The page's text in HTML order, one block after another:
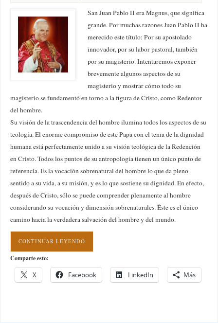
San Juan Pablo II era Magnus, que significa
grande. Por muchas razones Juan Pablo II ha
merecido este título: Por su apostolado
innovador, por su labor pastoral, también
por su magisterio. Intentaremos exponer
brevemente algunos aspectos de su
magisterio y mostrar cómo todo su
magisterio se fundamentó en torno a la figura de Cristo, como Redentor
del hombre.
Su visión de la trascendencia del hombre ilumina todos los aspectos de su
teología. El enorme compromiso de este Papa con el tema de la dignidad
humana está perfectamente unido a su visión teológica de la Redención
en Cristo. Todos los puntos de su antropología tienen un único punto de
referencia. Es la vocación sobrenatural del hombre lo que da pleno
sentido a su vida, a su misión, y es lo que sostiene su dignidad. En efecto,
después de Cristo, sólo se puede comprender plenamente al hombre
considerando su vocación y dimensión sobrenaturales. Éste es el único
camino hacia la verdadera salvación del hombre y del mundo.
CONTINUAR LEYENDO
Comparte esto:
X Facebook LinkedIn Más